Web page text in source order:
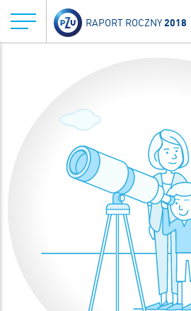
RAPORT ROCZNY2018